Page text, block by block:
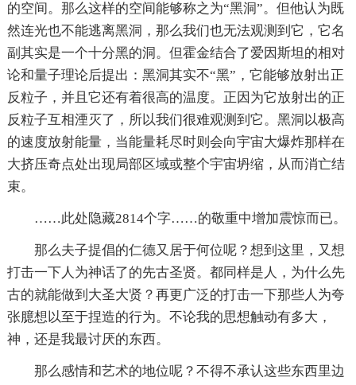
的空间。那么这样的空间能够称之为“黑洞”。但他认为既
然连光也不能逃离黑洞，那么我们也无法观测到它，它名
副其实是一个十分黑的洞。但霍金结合了爱因斯坦的相对
论和量子理论后提出：黑洞其实不“黑”，它能够放射出正
反粒子，并且它还有着很高的温度。正因为它放射出的正
反粒子互相湮灭了，所以我们很难观测到它。黑洞以极高
的速度放射能量，当能量耗尽时则会向宇宙大爆炸那样在
大挤压奇点处出现局部区域或整个宇宙坍缩，从而消亡结
束。
……此处隐藏2814个字……的敬重中增加震惊而已。
那么夫子提倡的仁德又居于何位呢？想到这里，又想
打击一下人为神话了的先古圣贤。都同样是人，为什么先
古的就能做到大圣大贤？再更广泛的打击一下那些人为夸
张臆想以至于捏造的行为。不论我的思想触动有多大，
神，还是我最讨厌的东西。
那么感情和艺术的地位呢？不得不承认这些东西里边